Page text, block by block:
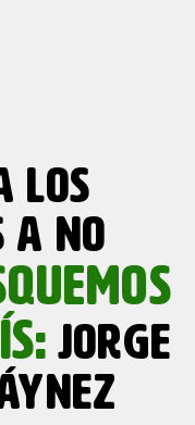
LOS
A NO
JORGE